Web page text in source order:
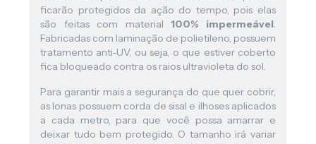
ficarão protegidos da ação do tempo, pois elas
são feitas com material100% impermeável.
Fabricadas com laminação de polietileno, possuem
tratamento anti-UV, ou seja, o que estiver coberto
fica bloqueado contra os raios ultravioleta do sol.
Para garantir mais a segurança do que quer cobrir,
as lonas possuem corda de sisal e ilhoses aplicados
a cada metro, para que você possa amarrar e
deixar tudo bem protegido. O tamanho irá variar